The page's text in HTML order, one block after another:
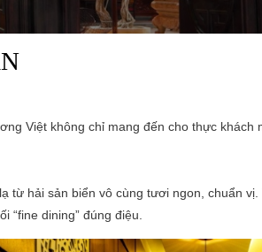
Việt không chỉ mang đến cho thực khách
từ hải sản biển vô cùng tươi ngon, chuẩn
dining” đúng điệu.